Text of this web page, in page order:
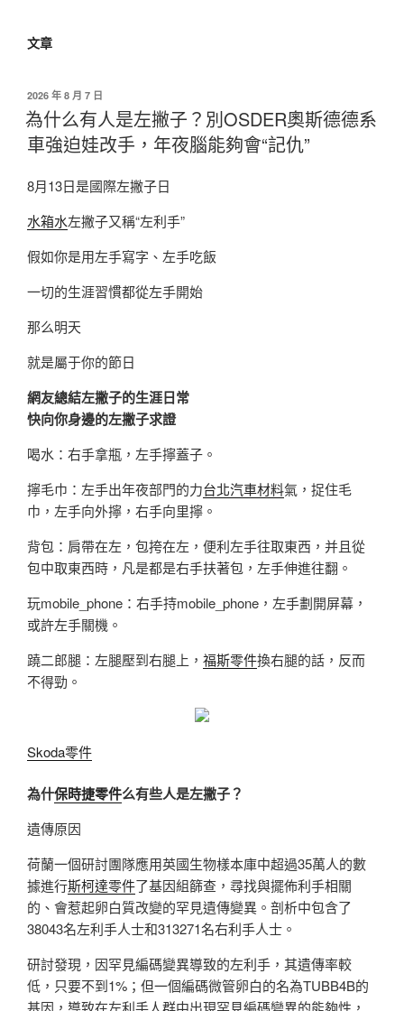
文章
發
佈
於
2026 年 8 月 7 日
為什么有人是左撇子？別OSDER奧斯德德系
車強迫娃改手，年夜腦能夠會“記仇”
8月13日是國際左撇子日
水箱水左撇子又稱“左利手”
假如你是用左手寫字、左手吃飯
一切的生涯習慣都從左手開始
那么明天
就是屬于你的節日
網友總結左撇子的生涯日常
快向你身邊的左撇子求證
喝水：右手拿瓶，左手擰蓋子。
擰毛巾：左手出年夜部門的力台北汽車材料氣，捉住毛
巾，左手向外擰，右手向里擰。
背包：肩帶在左，包挎在左，便利左手往取東西，并且從
包中取東西時，凡是都是右手扶著包，左手伸進往翻。
玩mobile_phone：右手持mobile_phone，左手劃開屏幕，
或許左手關機。
蹺二郎腿：左腿壓到右腿上， 福斯零件換右腿的話，反而
不得勁。
Skoda零件
為什保時捷零件么有些人是左撇子？
遺傳原因
荷蘭一個研討團隊應用英國生物樣本庫中超過35萬人的數
據進行斯柯達零件了基因組篩查，尋找與擺佈利手相關
的、會惹起卵白質改變的罕見遺傳變異。剖析中包含了
38043名左利手人士和313271名右利手人士。
研討發現，因罕見編碼變異導致的左利手，其遺傳率較
低，只要不到1%；但一個編碼微管卵白的名為TUBB4B的
基因，導致在左利手人群中出現罕見編碼變異的能夠性，